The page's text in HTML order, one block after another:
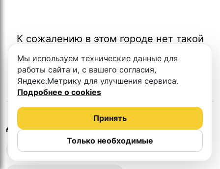
К сожалению в этом городе нет такой
Другие студии в Астане
Выездная запись подкастов
Мы используем технические данные для
работы сайта и, с вашего согласия,
Яндекс.Метрику для улучшения сервиса.
Подробнее о cookies
Только необходимые
Принять